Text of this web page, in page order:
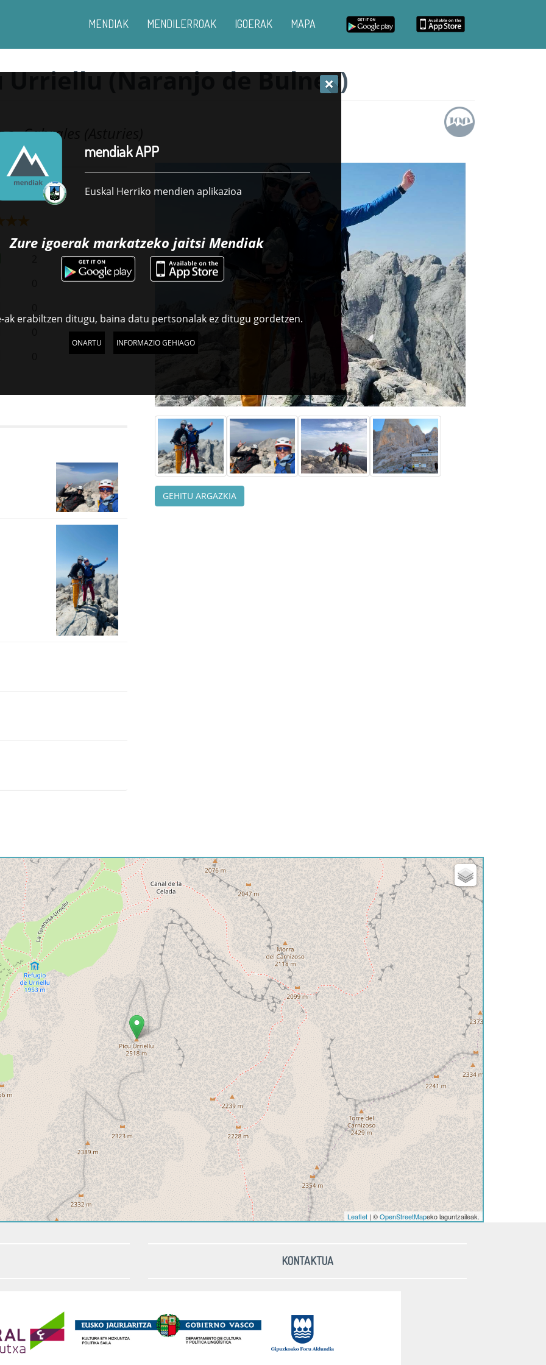
MENDIAK MENDILERROAK IGOERAK MAPA
mendiak APP
Euskal Herriko mendien aplikazioa
Zure igoerak markatzeko jaitsi Mendiak
ak erabiltzen ditugu, baina datu pertsonalak ez ditugu gordetzen.
ONARTU INFORMAZIO GEHIAGO
Urriellu (Naranjo de Bulnes)
-Cabrales (Asturies)
GEHITU ARGAZKIA
Leaflet | ©OpenStreetMapeko laguntzaileak.
KONTAKTUA